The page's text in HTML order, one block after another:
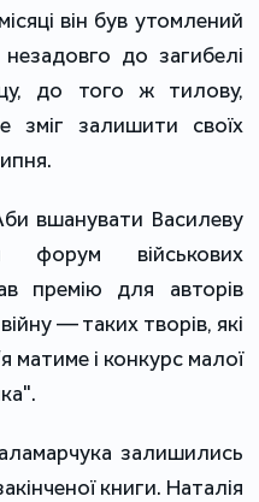
він був утомлений
до загибелі
до того ж тилову,
зміг залишити своїх
вшанувати Василеву
форум військових
премію для авторів
— таких творів, які
матиме і конкурс малої
залишились
книги. Наталія